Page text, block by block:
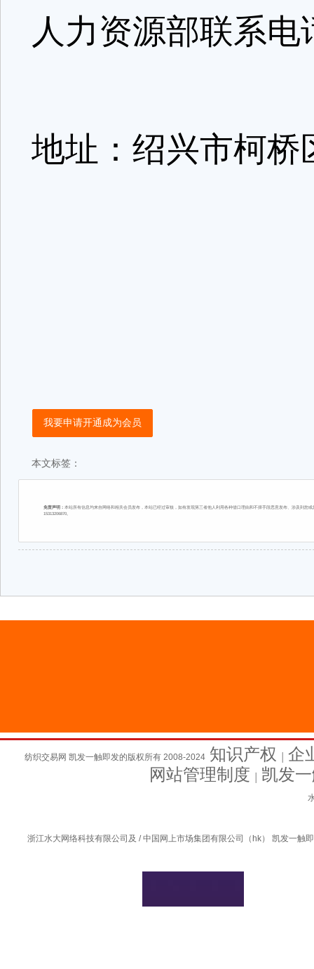
人力资源部联系
地址：绍兴市柯
我要申请开通成为会员
本文标签：
免责声明： 本站所有信息均来自网络和相关会员发布，本站已经过审核，如有发现第三者他人利用各种借口理由和不择手段恶意发布、涉及到
15313206870。
纺织交易网 凯发一触即发的版权所有 2008-2024 知识产权
企
网站管理制度
凯发
浙江水大网络科技有限公司及 / 中国网上市场集团有限公司（hk） 凯发一触